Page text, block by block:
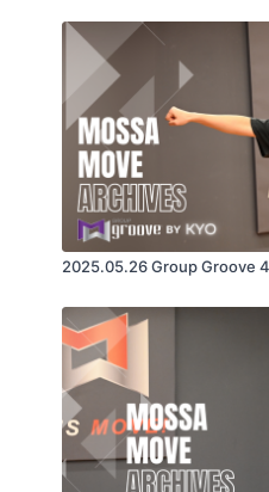
定されるため、スマート
を推奨します。
・インターネット回線の
画のクオリティを保証で
・最善の準備を行いライ
配信である特性上、不慮
れなどが起こる可能性があ
【視聴推奨環境】
2025.05.26 Group Groove